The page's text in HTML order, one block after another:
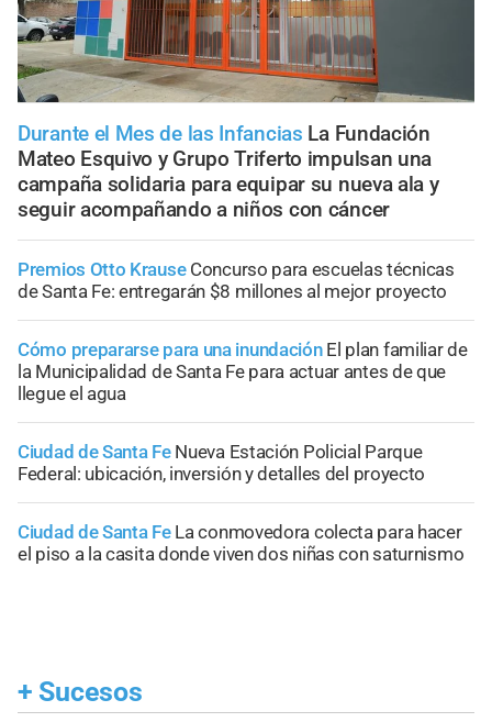
Durante el Mes de las Infancias La Fundación
Mateo Esquivo y Grupo Triferto impulsan una
campaña solidaria para equipar su nueva ala y
seguir acompañando a niños con cáncer
Premios Otto Krause Concurso para escuelas técnicas
de Santa Fe: entregarán $8 millones al mejor proyecto
Cómo prepararse para una inundación El plan familiar de
la Municipalidad de Santa Fe para actuar antes de que
llegue el agua
Ciudad de Santa Fe Nueva Estación Policial Parque
Federal: ubicación, inversión y detalles del proyecto
Ciudad de Santa Fe La conmovedora colecta para hacer
el piso a la casita donde viven dos niñas con saturnismo
+ Sucesos